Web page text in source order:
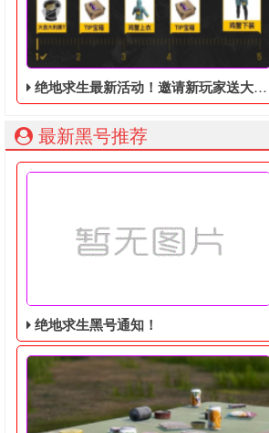
绝地求生最新活动！邀请新玩家送大吉大利黑T！
最新黑号推荐
绝地求生黑号通知！